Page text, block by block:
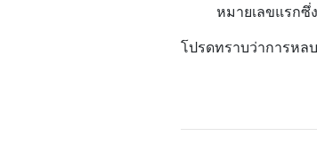
หมายเลขแรกซึ่
โปรดทราบว่าการหล